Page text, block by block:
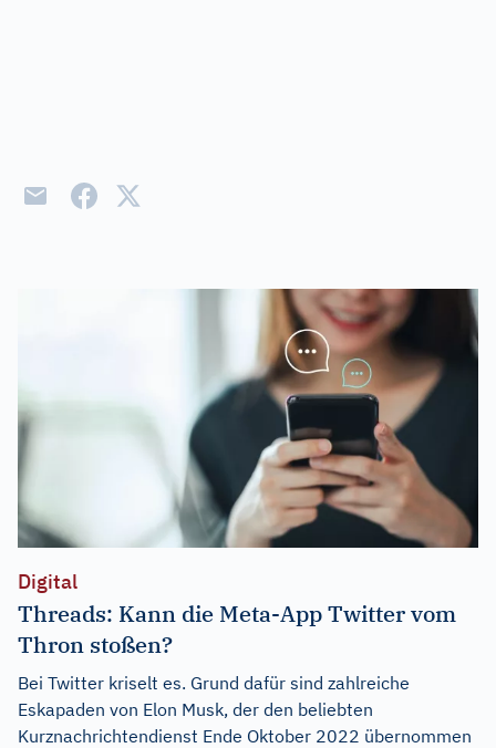
Digital
Threads: Kann die Meta-App Twitter vom
Thron stoßen?
Bei Twitter kriselt es. Grund dafür sind zahlreiche
Eskapaden von Elon Musk, der den beliebten
Kurznachrichtendienst Ende Oktober 2022 übernommen